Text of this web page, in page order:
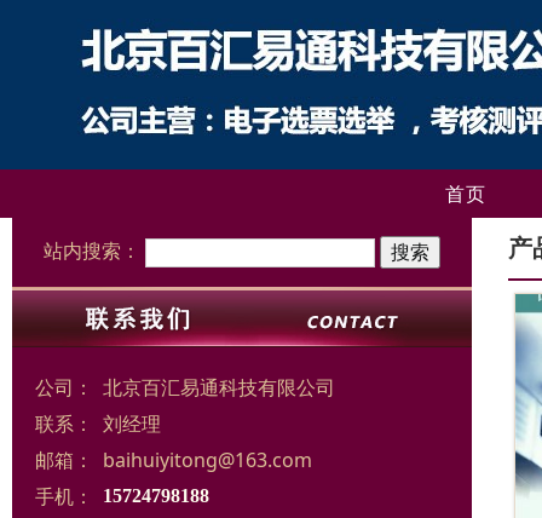
首页
站内搜索：
公司：
北京百汇易通科技有限公司
联系：
刘经理
邮箱：
baihuiyitong@163.com
手机：
15724798188
产